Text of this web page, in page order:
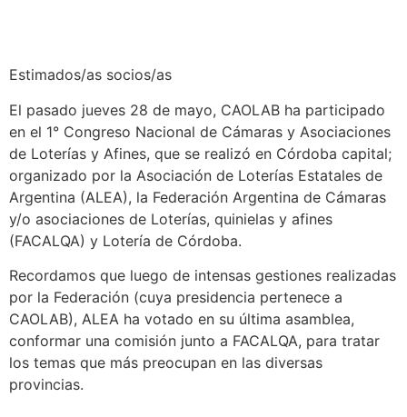
Estimados/as socios/as
El pasado jueves 28 de mayo, CAOLAB ha participado
en el 1° Congreso Nacional de Cámaras y Asociaciones
de Loterías y Afines, que se realizó en Córdoba capital;
organizado por la Asociación de Loterías Estatales de
Argentina (ALEA), la Federación Argentina de Cámaras
y/o asociaciones de Loterías, quinielas y afines
(FACALQA) y Lotería de Córdoba.
Recordamos que luego de intensas gestiones realizadas
por la Federación (cuya presidencia pertenece a
CAOLAB), ALEA ha votado en su última asamblea,
conformar una comisión junto a FACALQA, para tratar
los temas que más preocupan en las diversas
provincias.